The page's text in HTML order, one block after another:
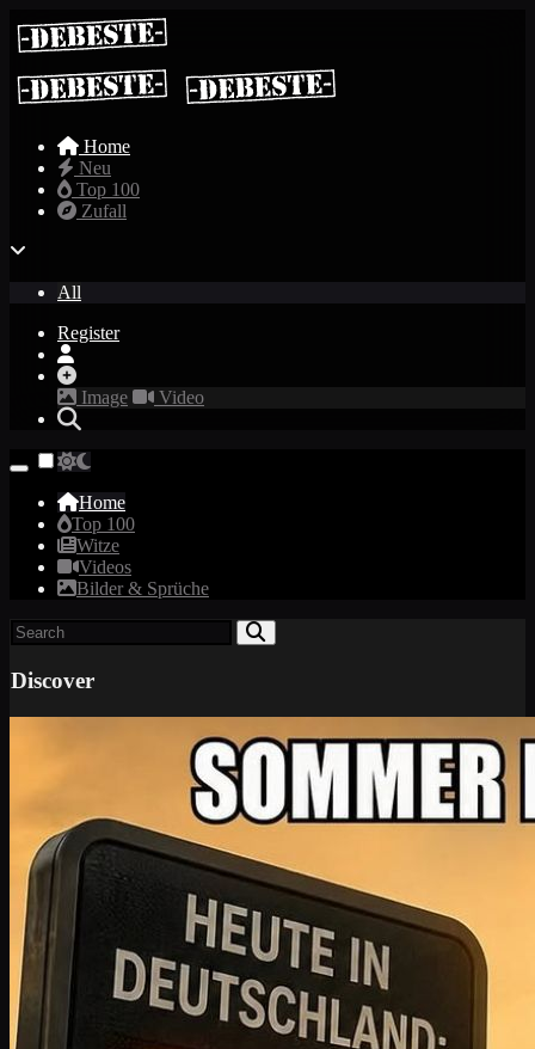
Home
Neu
Top 100
Zufall
All
Register
Image Video
Home
Top 100
Witze
Videos
Bilder & Sprüche
Discover